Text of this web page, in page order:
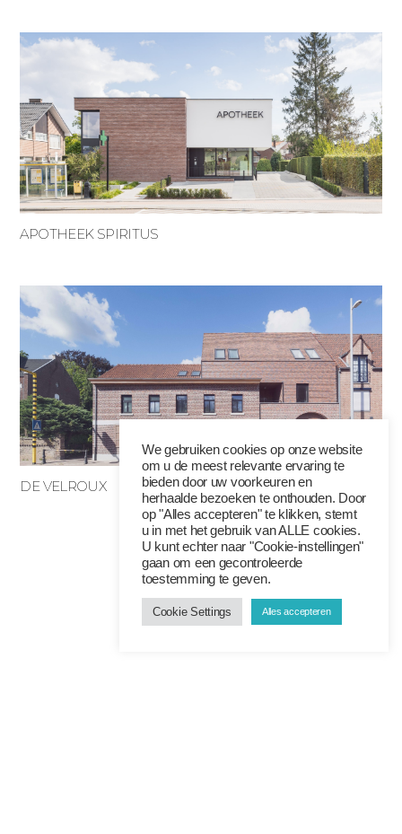
APOTHEEK SPIRITUS
DE VELROUX
We gebruiken cookies op onze website
om u de meest relevante ervaring te
bieden door uw voorkeuren en
herhaalde bezoeken te onthouden. Door
op "Alles accepteren" te klikken, stemt
u in met het gebruik van ALLE cookies.
U kunt echter naar "Cookie-instellingen"
gaan om een ​​gecontroleerde
toestemming te geven.
Cookie Settings Alles accepteren